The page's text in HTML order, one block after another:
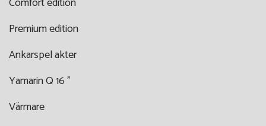
Premium edition
Ankarspel akter
Yamarin Q 16 "
Värmare